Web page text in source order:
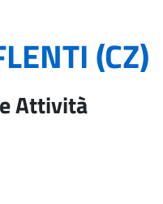
(CZ)
Attività